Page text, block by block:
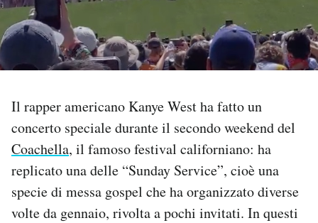
PODCAST
NEWSLETTER
I MIEI PREFERITI
SHOP
CALENDARIO
Il rapper americano Kanye West ha fatto un
concerto speciale durante il secondo weekend del
Coachella, il famoso festival californiano: ha
replicato una delle “Sunday Service”, cioè una
specie di messa gospel che ha organizzato diverse
volte da gennaio, rivolta a pochi invitati. In questi